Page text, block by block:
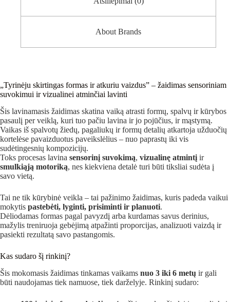
About Brands
„Tyrinėju skirtingas formas ir atkuriu vaizdus” – žaidimas sensoriniam
suvokimui ir vizualinei atminčiai lavinti
Šis lavinamasis žaidimas skatina vaiką atrasti formų, spalvų ir kūrybos
pasaulį per veiklą, kuri tuo pačiu lavina ir jo pojūčius, ir mąstymą.
Vaikas iš spalvotų žiedų, pagaliukų ir formų detalių atkartoja užduočių
kortelėse pavaizduotus paveikslėlius – nuo paprastų iki vis
sudėtingesnių kompozicijų.
Toks procesas lavina sensorinį suvokimą, vizualinę atmintį ir
smulkiąją motoriką, nes kiekviena detalė turi būti tiksliai sudėta į
savo vietą.
Tai ne tik kūrybinė veikla – tai pažinimo žaidimas, kuris padeda vaikui
mokytis pastebėti, lyginti, prisiminti ir planuoti.
Dėliodamas formas pagal pavyzdį arba kurdamas savus derinius,
mažylis treniruoja gebėjimą atpažinti proporcijas, analizuoti vaizdą ir
pasiekti rezultatą savo pastangomis.
Kas sudaro šį rinkinį?
Šis mokomasis žaidimas tinkamas vaikams nuo 3 iki 6 metų ir gali
būti naudojamas tiek namuose, tiek darželyje. Rinkinį sudaro: